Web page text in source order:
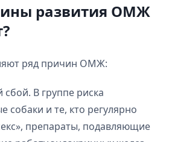
развития ОМЖ
ряд причин ОМЖ:
В группе риска
собаки и те, кто регулярно
препараты, подавляющие